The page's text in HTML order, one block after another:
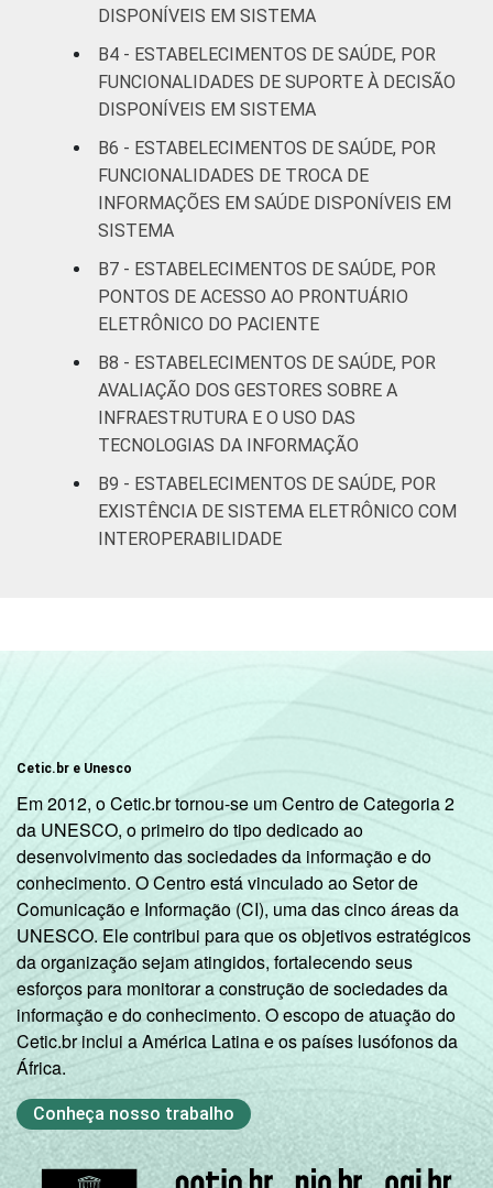
Sociedade da Informação (Cetic.br),
Pesquisa sobre o uso das tecnologias de
informação e comunicação nos
estabelecimentos de saúde brasileiros – TIC
Saúde 2018. ¹Cada item apresentado se
refere apenas aos resultados da alternativa
""Sim""."
DISPONÍVEIS EM SISTEMA
B4 - ESTABELECIMENTOS DE SAÚDE, POR
FUNCIONALIDADES DE SUPORTE À DECISÃO
DISPONÍVEIS EM SISTEMA
B6 - ESTABELECIMENTOS DE SAÚDE, POR
FUNCIONALIDADES DE TROCA DE
INFORMAÇÕES EM SAÚDE DISPONÍVEIS EM
SISTEMA
B7 - ESTABELECIMENTOS DE SAÚDE, POR
PONTOS DE ACESSO AO PRONTUÁRIO
ELETRÔNICO DO PACIENTE
B8 - ESTABELECIMENTOS DE SAÚDE, POR
AVALIAÇÃO DOS GESTORES SOBRE A
INFRAESTRUTURA E O USO DAS
TECNOLOGIAS DA INFORMAÇÃO
B9 - ESTABELECIMENTOS DE SAÚDE, POR
EXISTÊNCIA DE SISTEMA ELETRÔNICO COM
INTEROPERABILIDADE
Cetic.br e Unesco
Em 2012, o Cetic.br tornou-se um Centro de Categoria 2
da UNESCO, o primeiro do tipo dedicado ao
desenvolvimento das sociedades da informação e do
conhecimento. O Centro está vinculado ao Setor de
Comunicação e Informação (CI), uma das cinco áreas da
UNESCO. Ele contribui para que os objetivos estratégicos
da organização sejam atingidos, fortalecendo seus
esforços para monitorar a construção de sociedades da
informação e do conhecimento. O escopo de atuação do
Cetic.br inclui a América Latina e os países lusófonos da
África.
Conheça nosso trabalho